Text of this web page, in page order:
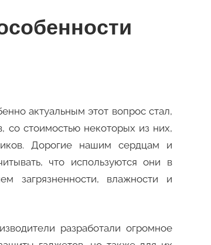
актуальным этот вопрос стал,
со стоимостью некоторых из них,
Дорогие нашим сердцам и
что используются они в
загрязненности, влажности и
разработали огромное